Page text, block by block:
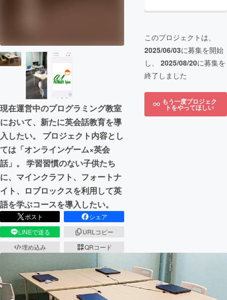
現在運営中のプログラミング教室
において、新たに英会話教育を導
入したい。 プロジェクト内容とし
ては「オンラインゲーム×英会
話」。 学習習慣のない子供たち
に、マインクラフト、フォートナ
イト、ロブロックスを利用して英
語を学ぶコースを導入したい。
ポスト
シェア
LINEで送る
URLコピー
埋め込み
QRコード
このプロジェクトは、
2025/06/03に募集を開始
し、 2025/08/20に募集を
終了しました
もう一度プロジェク
トをやってほしい